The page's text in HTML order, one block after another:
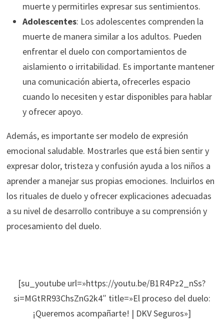
muerte y permitirles expresar sus sentimientos.
Adolescentes: Los adolescentes comprenden la
muerte de manera similar a los adultos. Pueden
enfrentar el duelo con comportamientos de
aislamiento o irritabilidad. Es importante mantener
una comunicación abierta, ofrecerles espacio
cuando lo necesiten y estar disponibles para hablar
y ofrecer apoyo.
Además, es importante ser modelo de expresión
emocional saludable. Mostrarles que está bien sentir y
expresar dolor, tristeza y confusión ayuda a los niños a
aprender a manejar sus propias emociones. Incluirlos en
los rituales de duelo y ofrecer explicaciones adecuadas
a su nivel de desarrollo contribuye a su comprensión y
procesamiento del duelo.
[su_youtube url=»https://youtu.be/B1R4Pz2_nSs?
si=MGtRR93ChsZnG2k4″ title=»El proceso del duelo:
¡Queremos acompañarte! | DKV Seguros»]